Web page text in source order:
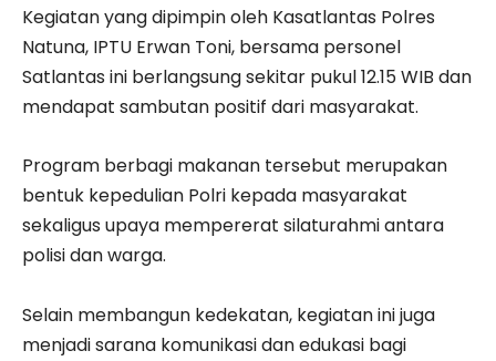
‎Kegiatan yang dipimpin oleh Kasatlantas Polres
Natuna, IPTU Erwan Toni, bersama personel
Satlantas ini berlangsung sekitar pukul 12.15 WIB dan
mendapat sambutan positif dari masyarakat.
Program berbagi makanan tersebut merupakan
bentuk kepedulian Polri kepada masyarakat
sekaligus upaya mempererat silaturahmi antara
polisi dan warga.
‎Selain membangun kedekatan, kegiatan ini juga
menjadi sarana komunikasi dan edukasi bagi